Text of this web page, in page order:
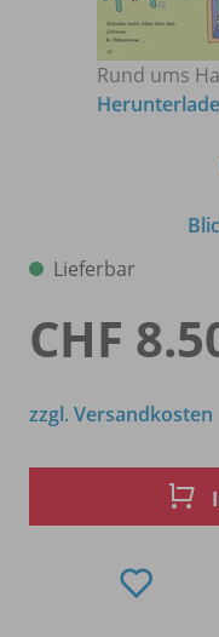
Rund ums
Lieferbar
CHF
zzgl. Versandkosten